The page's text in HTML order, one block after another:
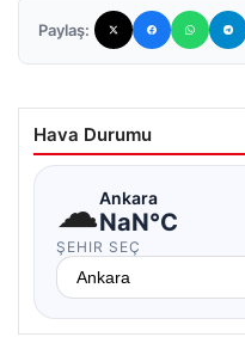
Paylaş:
Hava Durumu
☁Ankara
NaN°C
ŞEHIR SEÇ